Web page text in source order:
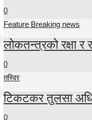
0
Feature Breaking news
लोकतन्त्रको रक्षा र
0
तस्विर
टिकटकर तुलसा
0